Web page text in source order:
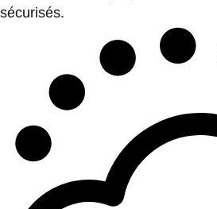
sécurisés.